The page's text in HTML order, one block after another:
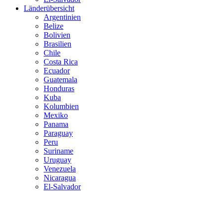
Länderübersicht
Argentinien
Belize
Bolivien
Brasilien
Chile
Costa Rica
Ecuador
Guatemala
Honduras
Kuba
Kolumbien
Mexiko
Panama
Paraguay
Peru
Suriname
Uruguay
Venezuela
Nicaragua
El-Salvador